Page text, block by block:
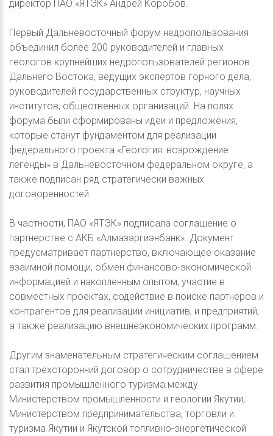
директор ПАО «ЯТЭК» Андрей Коробов.
Первый Дальневосточный форум недропользования
объединил более 200 руководителей и главных
геологов крупнейших недропользователей регионов
Дальнего Востока, ведущих экспертов горного дела,
руководителей государственных структур, научных
институтов, общественных организаций. На полях
форума были сформированы идеи и предложения,
которые станут фундаментом для реализации
федерального проекта «Геология: возрождение
легенды» в Дальневосточном федеральном округе, а
также подписан ряд стратегически важных
договоренностей.
В частности, ПАО «ЯТЭК» подписала соглашение о
партнерстве с АКБ «Алмазэргиэнбанк». Документ
предусматривает партнерство, включающее оказание
взаимной помощи, обмен финансово-экономической
информацией и накопленным опытом, участие в
совместных проектах, содействие в поиске партнеров и
контрагентов для реализации инициатив, и предприятий,
а также реализацию внешнеэкономических программ.
Другим знаменательным стратегическим соглашением
стал трёхсторонний договор о сотрудничестве в сфере
развития промышленного туризма между
Министерством промышленности и геологии Якутии,
Министерством предпринимательства, торговли и
туризма Якутии и Якутской топливно-энергетической